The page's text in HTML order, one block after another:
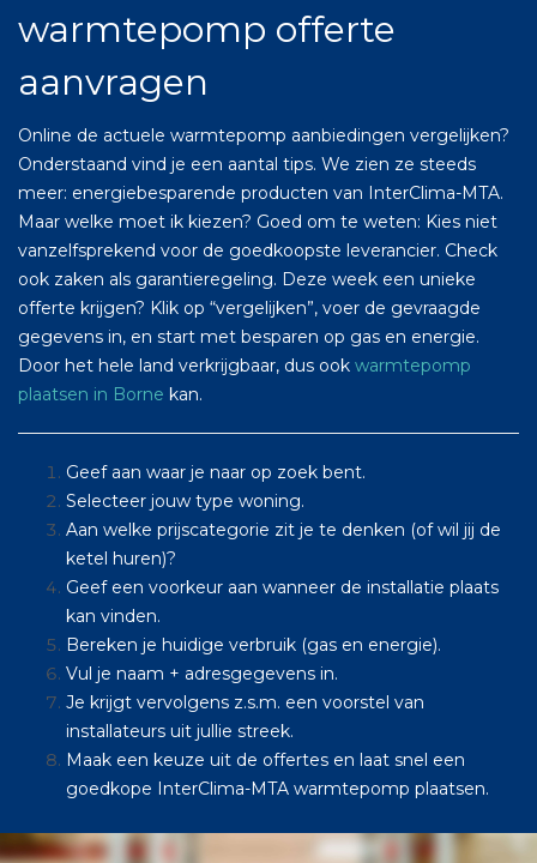
warmtepomp offerte
aanvragen
Online de actuele warmtepomp aanbiedingen vergelijken?
Onderstaand vind je een aantal tips. We zien ze steeds
meer: energiebesparende producten van InterClima-MTA.
Maar welke moet ik kiezen? Goed om te weten: Kies niet
vanzelfsprekend voor de goedkoopste leverancier. Check
ook zaken als garantieregeling. Deze week een unieke
offerte krijgen? Klik op “vergelijken”, voer de gevraagde
gegevens in, en start met besparen op gas en energie.
Door het hele land verkrijgbaar, dus ook warmtepomp
plaatsen in Borne kan.
Geef aan waar je naar op zoek bent.
Selecteer jouw type woning.
Aan welke prijscategorie zit je te denken (of wil jij de
ketel huren)?
Geef een voorkeur aan wanneer de installatie plaats
kan vinden.
Bereken je huidige verbruik (gas en energie).
Vul je naam + adresgegevens in.
Je krijgt vervolgens z.s.m. een voorstel van
installateurs uit jullie streek.
Maak een keuze uit de offertes en laat snel een
goedkope InterClima-MTA warmtepomp plaatsen.